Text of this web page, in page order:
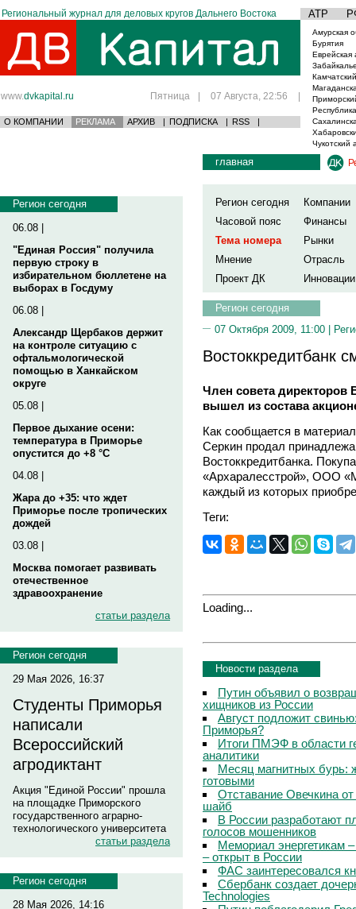
Региональный журнал для деловых кругов Дальнего Востока АТР
www.dvkapital.ru Пятница | 07 Августа, 22:56 |
О КОМПАНИИ РЕКЛАМА АРХИВ | ПОДПИСКА | RSS |
Амурская
Бурятия
Еврейская
Чукотский
Регион сегодня
06.08 |
"Единая Россия" получила
первую строку в
избирательном бюллетене на
выборах в Госдуму
06.08 |
Александр Щербаков держит
на контроле ситуацию с
офтальмологической
помощью в Ханкайском
округе
05.08 |
Первое дыхание осени:
температура в Приморье
опустится до +8 °C
04.08 |
Жара до +35: что ждет
Приморье после тропических
дождей
03.08 |
Москва помогает развивать
отечественное
здравоохранение
статьи раздела
Регион сегодня
29 Мая 2026, 16:37
Студенты Приморья
написали
Всероссийский
агродиктант
Акция "Единой России" прошла
на площадке Приморского
государственного аграрно-
технологического университета
статьи раздела
Регион сегодня
28 Мая 2026, 14:16
главная
Регион сегодня
Компании
Часовой пояс
Финансы
Тема номера
Рынки
Мнение
Отрасль
Проект ДК
Инновации
Регион сегодня
07 Октября 2009, 11:00 |
Востоккредитбанк
Член совета
вышел из состава
Как сообщается в
Серкин продал
Востоккредитбанка.
«Архаралесстрой», ООО
каждый из которых
Теги:
Loading...
Новости раздела
Путин объявил о
хищников из России
Август подложит
Приморья?
Итоги ПМЭФ в области
аналитики
Месяц магнитных бурь:
готовыми
Отставание Овечкина
шайб
В России разработают
голосов мошенников
Мемориал энергетикам
– открыт в России
ФАС заинтересовался
Сбербанк создает
Technologies